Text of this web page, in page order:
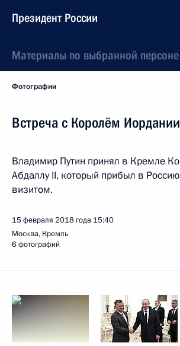
Президент России
Материалы по выбранной персоне
Фотографии
Встреча с Королём
Владимир Путин принял в Кремле
Абдаллу II, который прибыл в
визитом.
15 февраля 2018 года 15:40
Москва, Кремль
6 фотографий